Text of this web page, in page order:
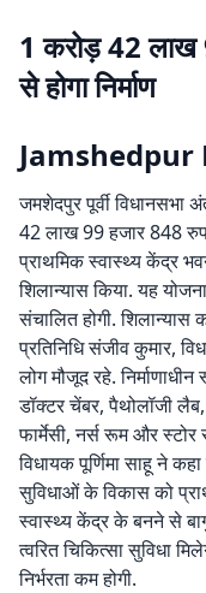
1 करोड़ 42 लाख
से होगा निर्माण
Jamshedpur
जमशेदपुर पूर्वी विधानसभा
42 लाख 99 हजार 848
प्राथमिक स्वास्थ्य केंद्र
शिलान्यास किया. यह
संचालित होगी. शिलान्यास
प्रतिनिधि संजीव कुमार,
लोग मौजूद रहे.
डॉक्टर चेंबर, पैथोलॉजी
फार्मेसी, नर्स रूम और
विधायक पूर्णिमा साहू ने
सुविधाओं के विकास को
स्वास्थ्य केंद्र के बनने से
त्वरित चिकित्सा सुविधा
निर्भरता कम होगी.